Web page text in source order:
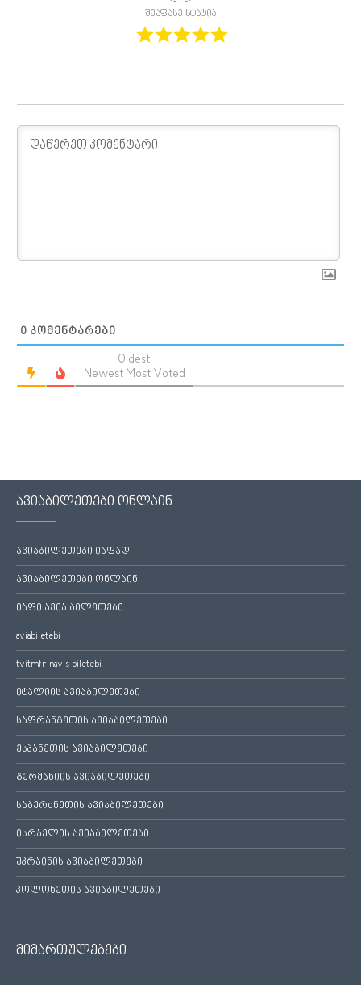
შეაფასე სტატია
0 ᲙᲝᲛᲔᲜᲢᲐᲠᲔᲑᲘ
Oldest
Newest Most Voted
ავიაბილეთები ონლაინ
ავიაბილეთები იაფად
ავიაბილეთები ონლაინ
იაფი ავია ბილეთები
aviabiletebi
tvitmfrinavis biletebi
იტალიის ავიაბილეთები
საფრანგეთის ავიაბილეთები
ესპანეთის ავიაბილეთები
გერმანიის ავიაბილეთები
საბერძნეთის ავიაბილეთები
ისრაელის ავიაბილეთები
უკრაინის ავიაბილეთები
პოლონეთის ავიაბილეთები
მიმართულებები